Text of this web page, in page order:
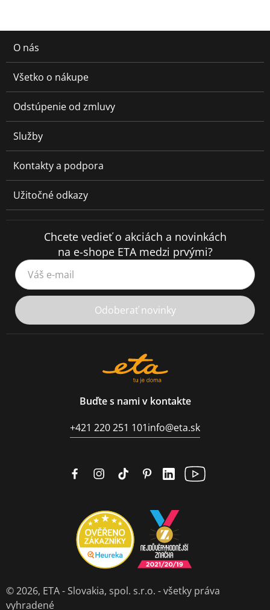
O nás
Všetko o nákupe
Odstúpenie od zmluvy
Služby
Kontakty a podpora
Užitočné odkazy
Chcete vedieť o akciách a novinkách
na e-shope ETA medzi prvými?
Váš e-mail
Odoberať novinky
Buďte s nami v kontakte
+421 220 251 101info@eta.sk
© 2026, ETA - Slovakia, spol. s.r.o. - všetky práva
vyhradené